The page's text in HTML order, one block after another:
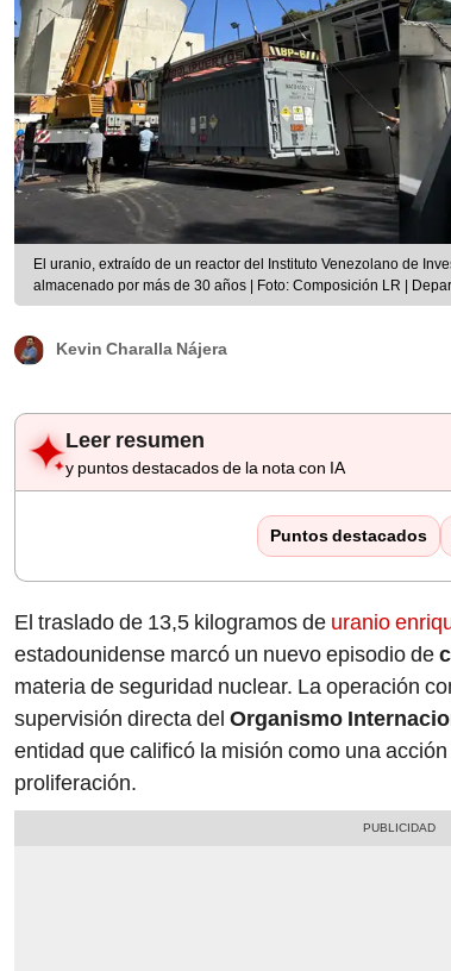
El uranio, extraído de un reactor del Instituto Venezolano de
almacenado por más de 30 años | Foto: Composición LR |
Kevin Charalla Nájera
Leer resumen
y puntos destacados de la nota con IA
Puntos destacados
El traslado de 13,5 kilogramos de uranio
estadounidense marcó un nuevo episodio de
materia de seguridad nuclear. La operación
supervisión directa del Organismo
entidad que calificó la misión como una
proliferación.